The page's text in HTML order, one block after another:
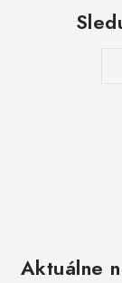
Aktuálne